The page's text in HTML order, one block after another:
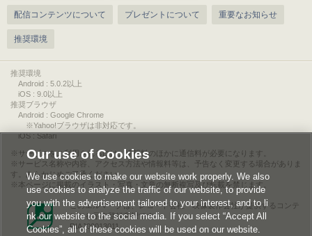
配信コンテンツについて プレゼントについて 重要なお知らせ
推奨環境
推奨環境
Android : 5.0.2以上
iOS : 9.0以上
推奨ブラウザ
Android : Google Chrome
※Yahoo!ブラウザは非対応です。
iOS : Safari
サービスをご利用されるには、情報料のほかに通信料が必要になります。
サービス名称や内容、アクセス方法や情報料等は、予告なく変更する場合がありま
す。あらかじめご了承ください。
本ページに掲載のイラスト・写真・文章の無断複写及び転載を禁じます。
このエルマークは、レコード会社・映像製作会社が提供するコンテ
ンツを示す登録商標です。
RIAJ00013011
Our use of Cookies
We use cookies to make our website work properly. We also
use cookies to analyze the traffic of our website, to provide
you with the advertisement tailored to your interest, and to li
nk our website to the social media. If you select “Accept All
Cookies”, all of these cookies will be used on our website.